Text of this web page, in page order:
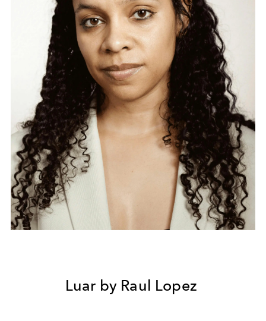
Luar by Raul Lopez